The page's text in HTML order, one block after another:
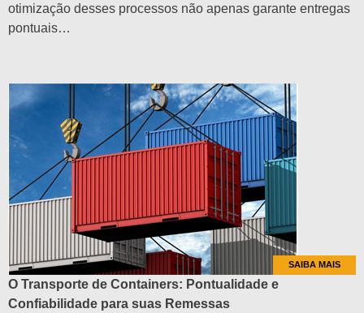
otimização desses processos não apenas garante entregas
pontuais…
SAIBA MAIS
O Transporte de Containers: Pontualidade e
Confiabilidade para suas Remessas